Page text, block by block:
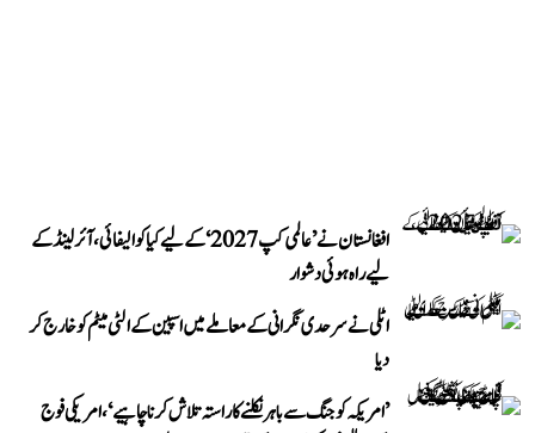
افغانستان نے ’عالمی کپ 2027‘ کے لیے کیا کوالیفائی، آئرلینڈ کے
لیے راہ ہوئی دشوار
اٹلی نے سرحدی نگرانی کے معاملے میں اسپین کے الٹی میٹم کو خارج کر
دیا
’امریکہ کو جنگ سے باہر نکلنے کا راستہ تلاش کرنا چاہیے‘، امریکی فوج